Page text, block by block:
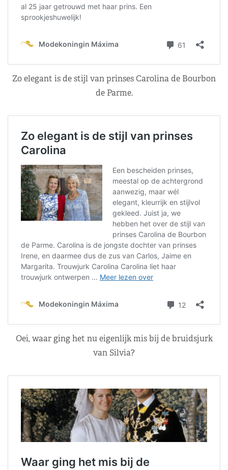
Zo elegant is de stijl van prinses Carolina de Bourbon
de Parme.
Oei, waar ging het nu eigenlijk mis bij de bruidsjurk
van Silvia?